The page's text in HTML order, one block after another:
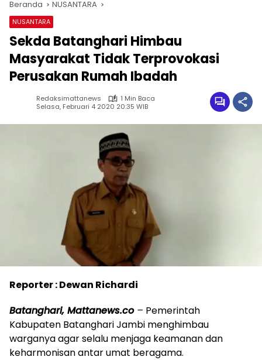
Beranda NUSANTARA
NUSANTARA
Sekda Batanghari Himbau
Masyarakat Tidak Terprovokasi
Perusakan Rumah Ibadah
Redaksimattanews
1 Min Baca
Selasa, Februari 4 2020 20:35 WIB
Reporter : Dewan Richardi
Batanghari, Mattanews.co– Pemerintah
Kabupaten Batanghari Jambi menghimbau
warganya agar selalu menjaga keamanan dan
keharmonisan antar umat beragama.